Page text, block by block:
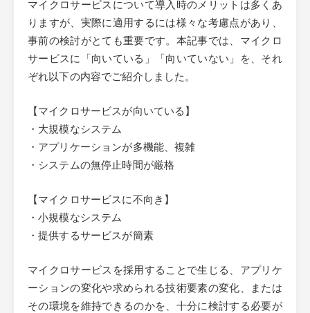
マイクロサービスについて導入時のメリットは多くあ
りますが、実際に適用するには様々な考慮点があり、
事前の検討がとても重要です。本記事では、マイクロ
サービスに「向いている」「向いていない」を、それ
ぞれ以下の内容でご紹介しました。
【マイクロサービスが向いている】
・大規模なシステム
・アプリケーションが多機能、複雑
・システムの無停止時間が厳格
【マイクロサービスに不向き】
・小規模なシステム
・提供するサービスが簡素
マイクロサービスを採用することで生じる、アプリケ
ーションの変化や求められる技術要素の変化、または
その環境を維持できるのかを、十分に検討する必要が